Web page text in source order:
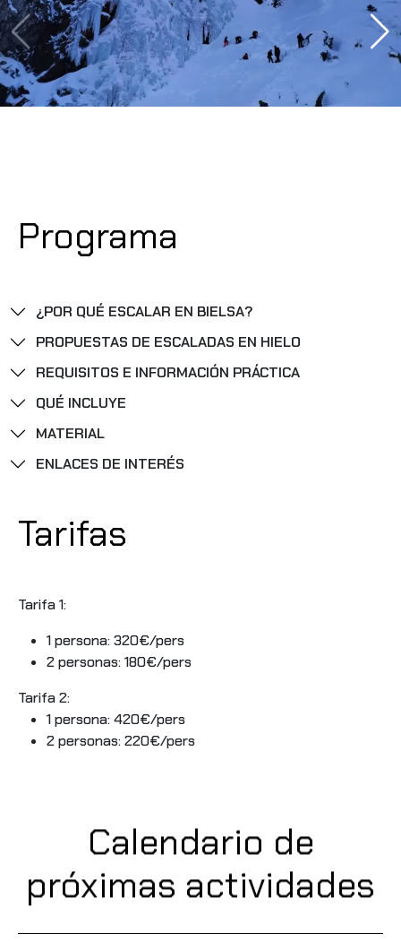
Programa
¿POR QUÉ ESCALAR EN BIELSA?
PROPUESTAS DE ESCALADAS EN HIELO
REQUISITOS E INFORMACIÓN PRÁCTICA
QUÉ INCLUYE
MATERIAL
ENLACES DE INTERÉS
Tarifas
Tarifa 1:
1 persona: 320€/pers
2 personas: 180€/pers
Tarifa 2:
1 persona: 420€/pers
2 personas: 220€/pers
Calendario de
próximas actividades